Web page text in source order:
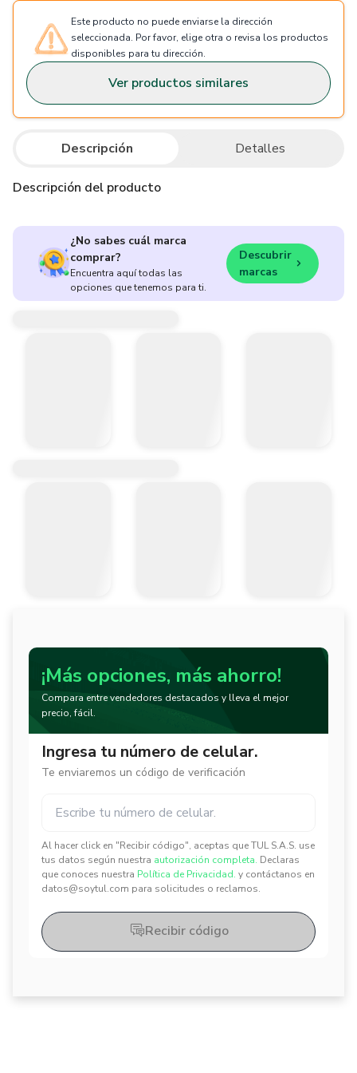
Este producto no puede enviarse la dirección
seleccionada. Por favor, elige otra o revisa los productos
disponibles para tu dirección.
Ver productos similares
Descripción Detalles
Descripción del producto
¿No sabes cuál marca
comprar?
Encuentra aquí todas las
opciones que tenemos para ti.
Descubrir
marcas
¡Más opciones, más ahorro!
Compara entre vendedores destacados y lleva el mejor
precio, fácil.
Ingresa tu número de celular.
Te enviaremos un código de verificación
Al hacer click en "Recibir código", aceptas que TUL S.A.S. use
tus datos según nuestra autorización completa. Declaras
que conoces nuestra Política de Privacidad. y contáctanos en
datos@soytul.com para solicitudes o reclamos.
✕
✕
Recibir código